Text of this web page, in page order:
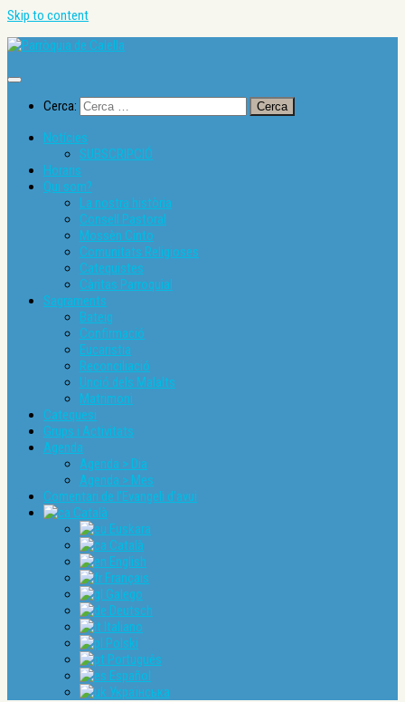
Skip to content
Cerca:
Notícies
SUBSCRIPCIÓ
Horaris
Qui som?
La nostra història
Consell Pastoral
Mossèn Cinto
Comunitats Religioses
Catequistes
Càritas Parroquial
Sagraments
Bateig
Confirmació
Eucaristia
Reconciliació
Unció dels Malalts
Matrimoni
Catequesi
Grups i Activitats
Agenda
Agenda > Dia
Agenda > Mes
Comentari de l’Evangeli d’avui
Català
Euskara
Català
English
Français
Galego
Deutsch
Italiano
Polski
Português
Español
Українська